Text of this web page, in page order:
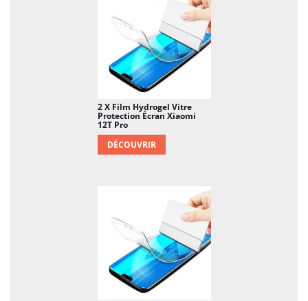
2 X Film Hydrogel Vitre
Protection Écran Xiaomi
12T Pro
DÉCOUVRIR